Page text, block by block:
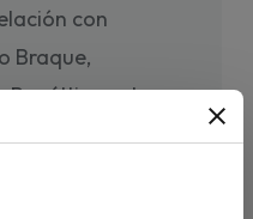
con
Braque,
Por último, el